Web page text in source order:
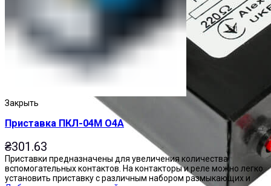
Закрыть
Приставка ПКЛ-04М О4А
₴301.63
Приставки предназначены для увеличения количества
вспомогательных контактов. На контакторы и реле можно легко
установить приставку с различным набором размыкающих и